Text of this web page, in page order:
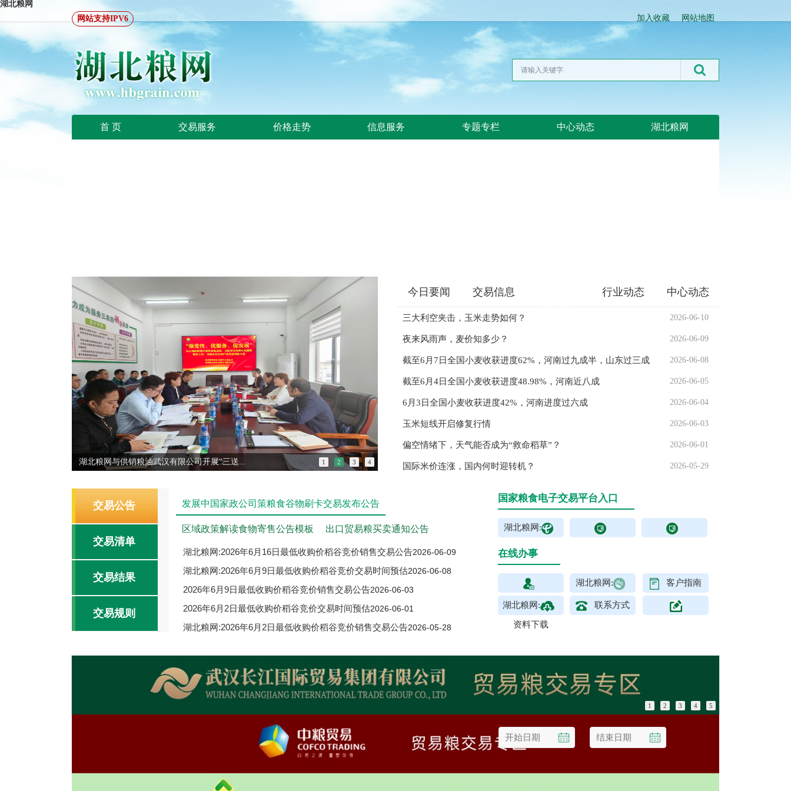
湖北粮网
网站支持IPV6
加入收藏 网站地图
首 页 交易服务 价格走势 信息服务 专题专栏 中心动态 湖北粮网
湖北粮网与供销粮油武汉有限公司开展“三送... 湖北粮网:强党性、优服务、促发展——湖北粮网与湖北...
1 2 3 4
今日要闻 交易信息 行业动态 中心动态
三大利空夹击，玉米走势如何？ 2026-06-10
夜来风雨声，麦价知多少？ 2026-06-09
截至6月7日全国小麦收获进度62%，河南过九成半，山东过三成 2026-06-08
截至6月4日全国小麦收获进度48.98%，河南近八成 2026-06-05
6月3日全国小麦收获进度42%，河南进度过六成 2026-06-04
玉米短线开启修复行情 2026-06-03
偏空情绪下，天气能否成为“救命稻草”？ 2026-06-01
国际米价连涨，国内何时迎转机？ 2026-05-29
交易公告
交易清单
交易结果
交易规则
发展中国家政公司策粮食谷物刷卡交易发布公告
区域政策解读食物寄售公告模板 出口贸易粮买卖通知公告
湖北粮网:2026年6月16日最低收购价稻谷竞价销售交易公告2026-06-09
湖北粮网:2026年6月9日最低收购价稻谷竞价交易时间预估2026-06-08
2026年6月9日最低收购价稻谷竞价销售交易公告2026-06-03
2026年6月2日最低收购价稻谷竞价交易时间预估2026-06-01
湖北粮网:2026年6月2日最低收购价稻谷竞价销售交易公告2026-05-28
国家粮食电子交易平台入口
湖北粮网:
在线办事
湖北粮网: 客户指南
湖北粮网:
资料下载
联系方式
1 2 3 4 5
湖北粮网:小麦稳中有涨 籼稻依旧承压
2026-06-09
2026-06-02
费用行情 -